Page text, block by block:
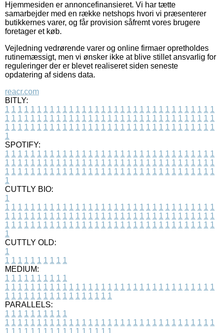
Hjemmesiden er annoncefinansieret. Vi har tætte
samarbejder med en række netshops hvori vi præsenterer
butikkernes varer, og får provision såfremt vores brugere
foretager et køb.
Vejledning vedrørende varer og online firmaer opretholdes
rutinemæssigt, men vi ønsker ikke at blive stillet ansvarlig for
reguleringer der er blevet realiseret siden seneste
opdatering af sidens data.
reacr.com
BITLY:
1 1 1 1 1 1 1 1 1 1 1 1 1 1 1 1 1 1 1 1 1 1 1 1 1 1 1 1 1 1 1 1 1
1 1 1 1 1 1 1 1 1 1 1 1 1 1 1 1 1 1 1 1 1 1 1 1 1 1 1 1 1 1 1 1 1
1 1 1 1 1 1 1 1 1 1 1 1 1 1 1 1 1 1 1 1 1 1 1 1 1 1 1 1 1 1 1 1 1
1
SPOTIFY:
1 1 1 1 1 1 1 1 1 1 1 1 1 1 1 1 1 1 1 1 1 1 1 1 1 1 1 1 1 1 1 1 1
1 1 1 1 1 1 1 1 1 1 1 1 1 1 1 1 1 1 1 1 1 1 1 1 1 1 1 1 1 1 1 1 1
1 1 1 1 1 1 1 1 1 1 1 1 1 1 1 1 1 1 1 1 1 1 1 1 1 1 1 1 1 1 1 1 1
1
CUTTLY BIO:
1
1 1 1 1 1 1 1 1 1 1 1 1 1 1 1 1 1 1 1 1 1 1 1 1 1 1 1 1 1 1 1 1 1
1 1 1 1 1 1 1 1 1 1 1 1 1 1 1 1 1 1 1 1 1 1 1 1 1 1 1 1 1 1 1 1 1
1 1 1 1 1 1 1 1 1 1 1 1 1 1 1 1 1 1 1 1 1 1 1 1 1 1 1 1 1 1 1 1 1
1
CUTTLY OLD:
1
1 1 1 1 1 1 1 1 1 1
MEDIUM:
1 1 1 1 1 1 1 1 1 1
1 1 1 1 1 1 1 1 1 1 1 1 1 1 1 1 1 1 1 1 1 1 1 1 1 1 1 1 1 1 1 1 1
1 1 1 1 1 1 1 1 1 1 1 1 1 1 1 1 1
PARALLELS:
1 1 1 1 1 1 1 1 1 1
1 1 1 1 1 1 1 1 1 1 1 1 1 1 1 1 1 1 1 1 1 1 1 1 1 1 1 1 1 1 1 1 1
1 1 1 1 1 1 1 1 1 1 1 1 1 1 1 1 1